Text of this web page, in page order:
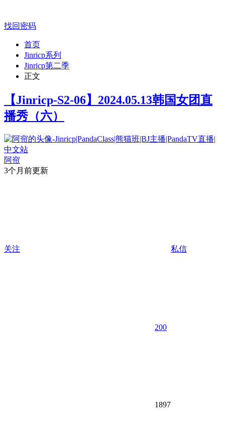
找回密码
首页
Jinricp系列
Jinricp第二季
正文
【Jinricp-S2-06】2024.05.13韩国女团直
播秀（六）
阿帘
3个月前更新
关注 私信
200
1897